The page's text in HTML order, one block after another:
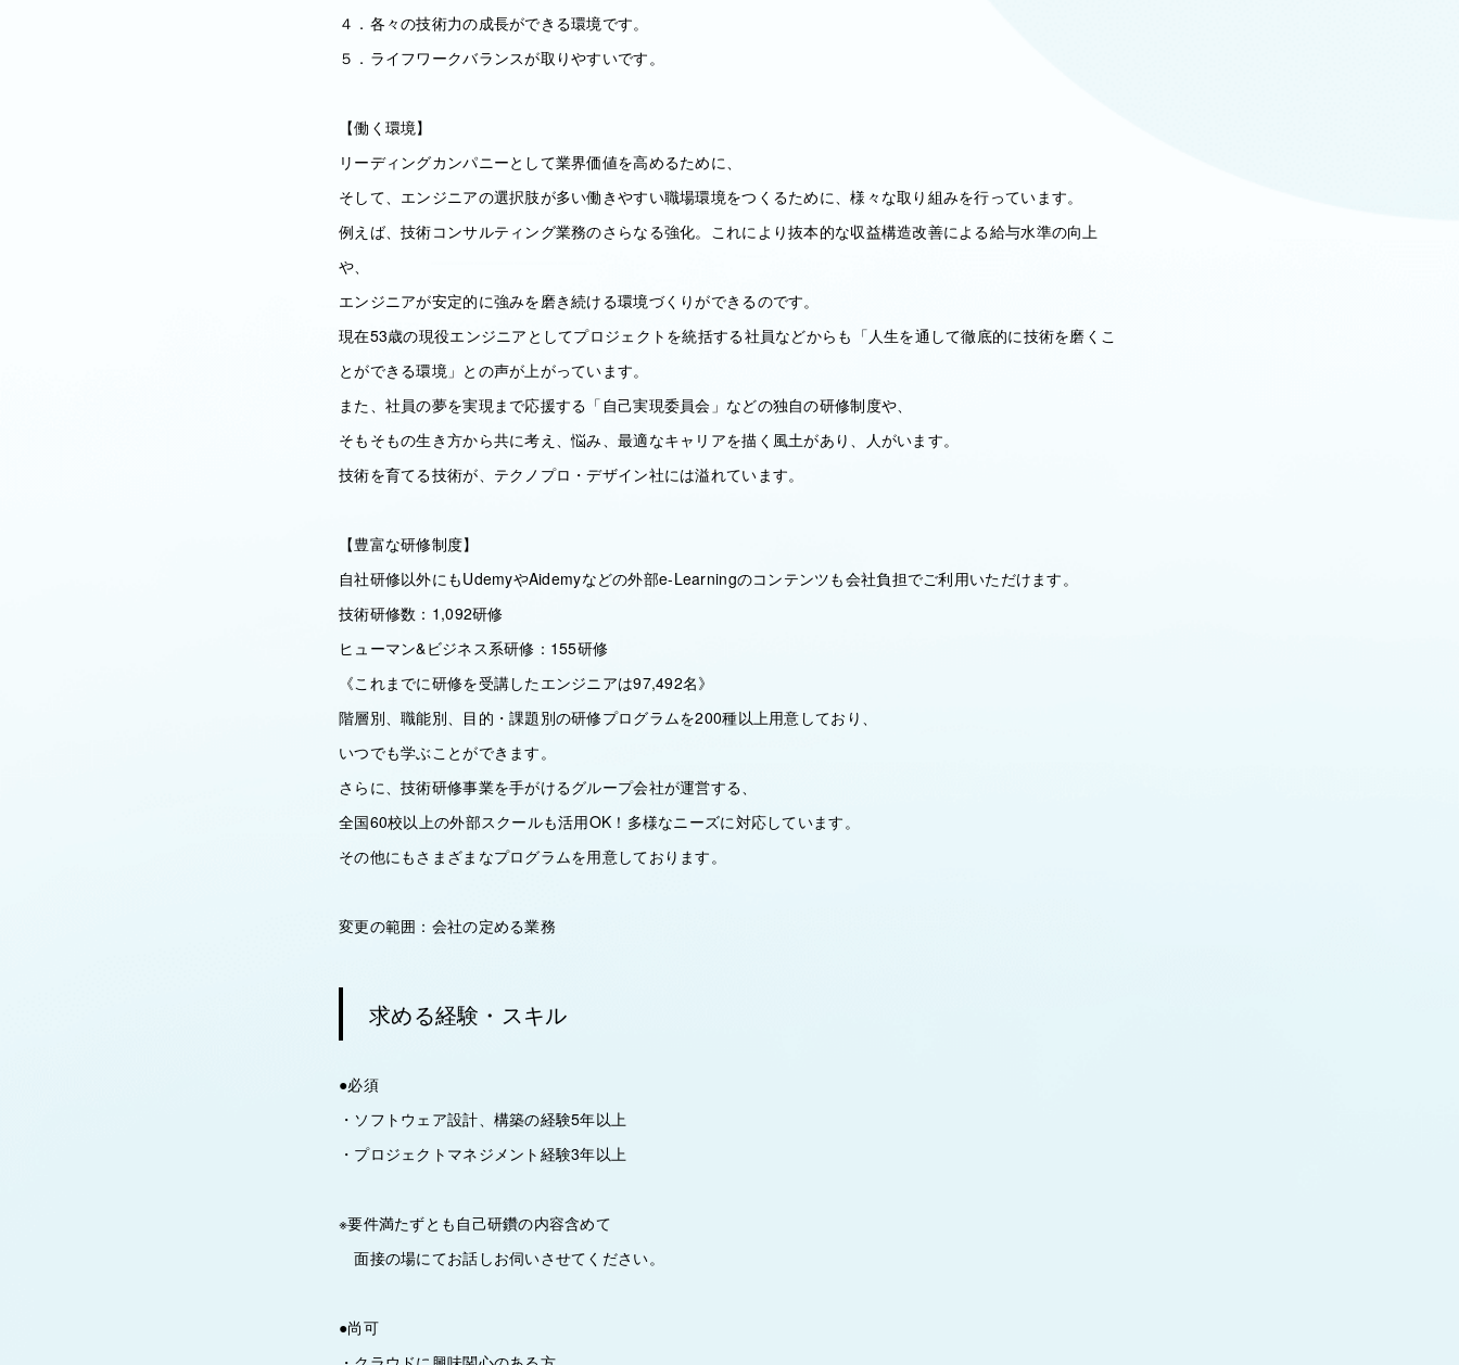
４．各々の技術力の成長ができる環境です。
５．ライフワークバランスが取りやすいです。
【働く環境】
リーディングカンパニーとして業界価値を高めるために、
そして、エンジニアの選択肢が多い働きやすい職場環境をつくるために、様々な取り組みを行っています。
例えば、技術コンサルティング業務のさらなる強化。これにより抜本的な収益構造改善による給与水準の向上
や、
エンジニアが安定的に強みを磨き続ける環境づくりができるのです。
現在53歳の現役エンジニアとしてプロジェクトを統括する社員などからも「人生を通して徹底的に技術を磨くこ
とができる環境」との声が上がっています。
また、社員の夢を実現まで応援する「自己実現委員会」などの独自の研修制度や、
そもそもの生き方から共に考え、悩み、最適なキャリアを描く風土があり、人がいます。
技術を育てる技術が、テクノプロ・デザイン社には溢れています。
【豊富な研修制度】
自社研修以外にもUdemyやAidemyなどの外部e-Learningのコンテンツも会社負担でご利用いただけます。
技術研修数：1,092研修
ヒューマン&ビジネス系研修：155研修
《これまでに研修を受講したエンジニアは97,492名》
階層別、職能別、目的・課題別の研修プログラムを200種以上用意しており、
いつでも学ぶことができます。
さらに、技術研修事業を手がけるグループ会社が運営する、
全国60校以上の外部スクールも活用OK！多様なニーズに対応しています。
その他にもさまざまなプログラムを用意しております。
変更の範囲：会社の定める業務
求める経験・スキル
●必須
・ソフトウェア設計、構築の経験5年以上
・プロジェクトマネジメント経験3年以上
※要件満たずとも自己研鑽の内容含めて
面接の場にてお話しお伺いさせてください。
●尚可